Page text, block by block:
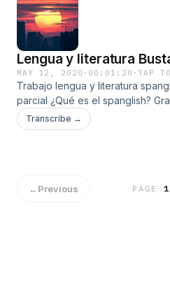
Lengua y literatura
MAY 12, 2020 · 00:01:20 ·TAP
Trabajo lengua y literatura
parcial ¿Qué es el spanglish?
ritmo, no debe durar más de un
un enfoque cómico, crítica
Transcribe →
←Previous PAGE1